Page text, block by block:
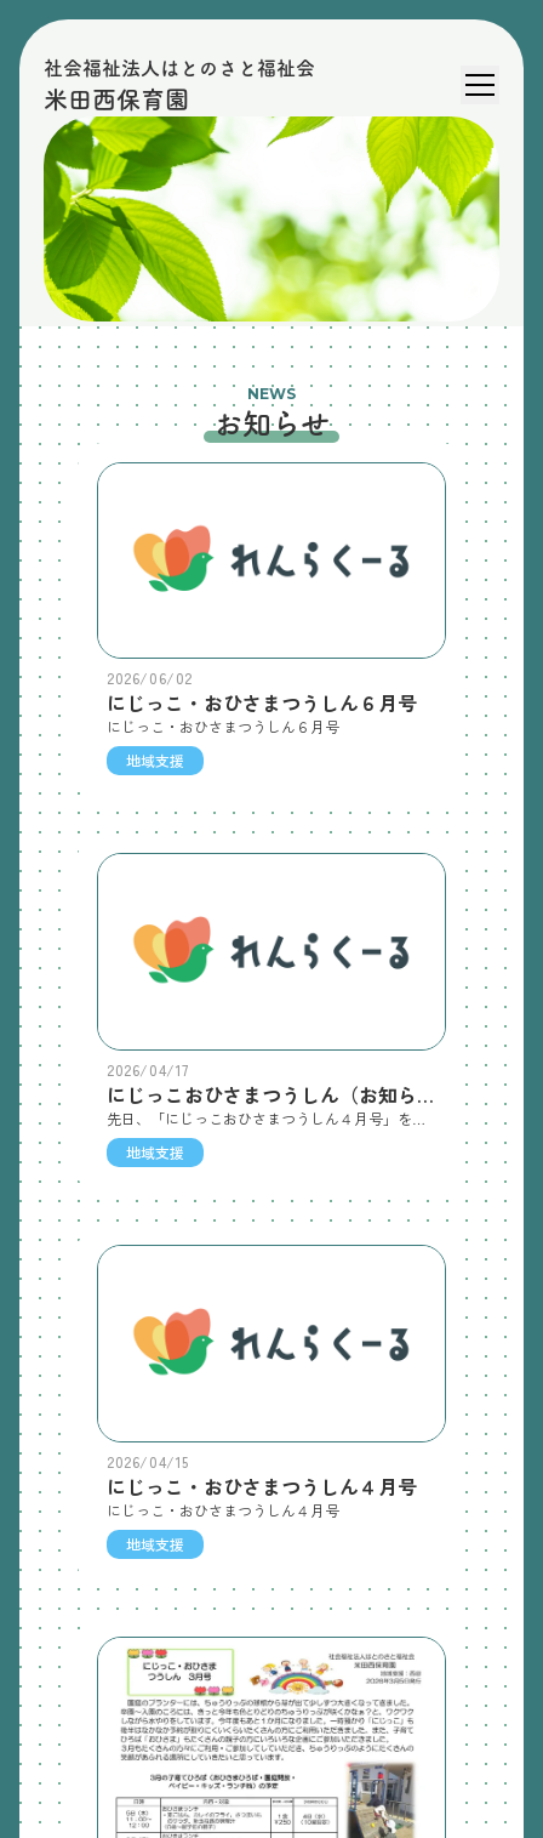
社会福祉法人はとのさと福祉会
米田西保育園
NEWS
お知らせ
2026/06/02
にじっこ・おひさまつうしん６月号
にじっこ・おひさまつうしん６月号
地域支援
2026/04/17
にじっこおひさまつうしん（お知らせ）
地域支援
2026/04/15
にじっこ・おひさまつうしん４月号
にじっこ・おひさまつうしん４月号
地域支援